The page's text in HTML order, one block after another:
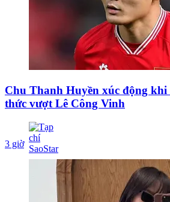
Chu Thanh Huyền xúc động
thức vượt Lê Công Vinh
3 giờ